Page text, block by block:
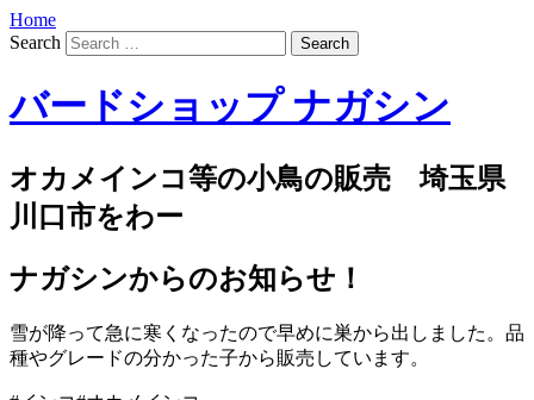
Home
Search
バードショップ ナガシン
オカメインコ等の小鳥の販売 埼玉県
川口市をわー
ナガシンからのお知らせ！
雪が降って急に寒くなったので早めに巣から出しました。品
種やグレードの分かった子から販売しています。